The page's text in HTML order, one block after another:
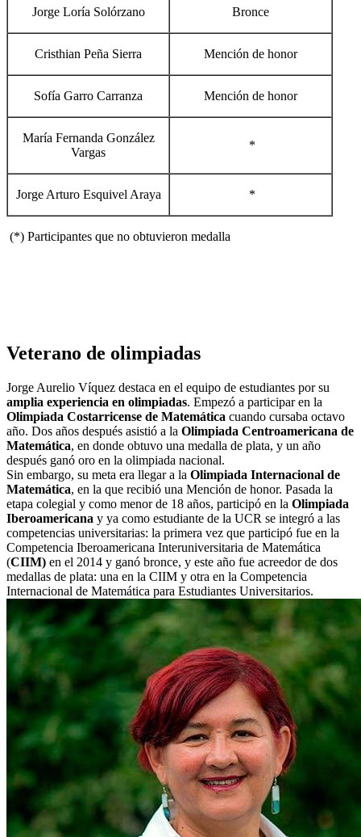
Jorge Loría Solórzano Bronce
Cristhian Peña Sierra Mención de honor
Sofía Garro Carranza Mención de honor
María Fernanda González
Vargas
*
Jorge Arturo Esquivel Araya *
(*) Participantes que no obtuvieron medalla
Veterano de olimpiadas
Jorge Aurelio Víquez destaca en el equipo de estudiantes por su
amplia experiencia en olimpiadas. Empezó a participar en la
Olimpiada Costarricense de Matemática cuando cursaba octavo
año. Dos años después asistió a la Olimpiada Centroamericana de
Matemática, en donde obtuvo una medalla de plata, y un año
después ganó oro en la olimpiada nacional.
Sin embargo, su meta era llegar a la Olimpiada Internacional de
Matemática, en la que recibió una Mención de honor. Pasada la
etapa colegial y como menor de 18 años, participó en la Olimpiada
Iberoamericana y ya como estudiante de la UCR se integró a las
competencias universitarias: la primera vez que participó fue en la
Competencia Iberoamericana Interuniversitaria de Matemática
(CIIM) en el 2014 y ganó bronce, y este año fue acreedor de dos
medallas de plata: una en la CIIM y otra en la Competencia
Internacional de Matemática para Estudiantes Universitarios.